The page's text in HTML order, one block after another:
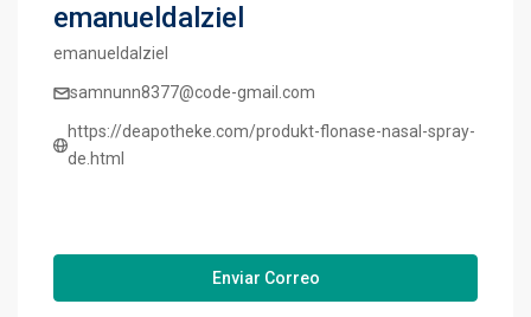
emanueldalziel
emanueldalziel
samnunn8377@code-gmail.com
https://deapotheke.com/produkt-flonase-nasal-spray-
de.html
Enviar Correo